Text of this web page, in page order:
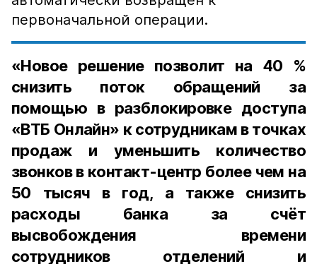
первоначальной операции.
«Новое решение позволит на 40 %
снизить поток обращений за
помощью в разблокировке доступа
«ВТБ Онлайн» к сотрудникам в точках
продаж и уменьшить количество
звонков в контакт-центр более чем на
50 тысяч в год, а также снизить
расходы банка за счёт
высвобождения времени
сотрудников отделений и